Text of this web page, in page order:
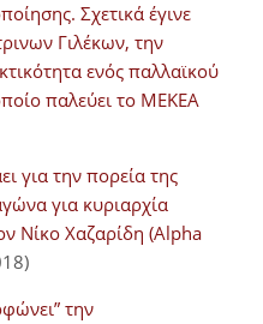
Σχετικά έγινε
Γιλέκων, την
ενός παλλαϊκού
παλεύει το ΜΕΚΕΑ
για την πορεία της
για κυριαρχία
Νίκο Χαζαρίδη (Alpha
την